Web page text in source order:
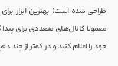
طراحی شده است) بهترین ابزار
معمولا کانال‌های متعددی برای
خود را اعلام کنید و در کمتر از